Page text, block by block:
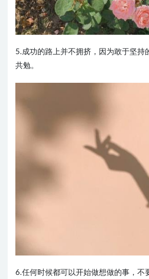
5.成功的路上并不拥挤，因为敢于坚持
共勉。
6.任何时候都可以开始做想做的事，不